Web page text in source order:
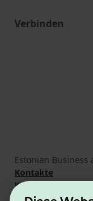
Verbinden
Estonian
Kontakte